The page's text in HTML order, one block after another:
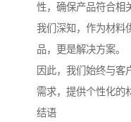
性，确保产品符合相
我们深知，作为材料
品，更是解决方案。
因此，我们始终与客
需求，提供个性化的
结语